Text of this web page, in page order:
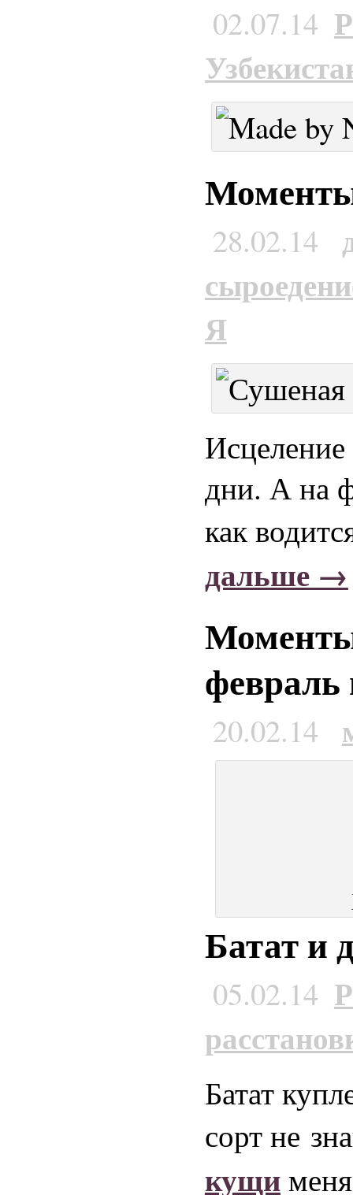
02.07.14
28.02.14
Я
дни. А на
как
дальше →
20.02.14
Батат и
05.02.14
Батат
сорт не
кущи